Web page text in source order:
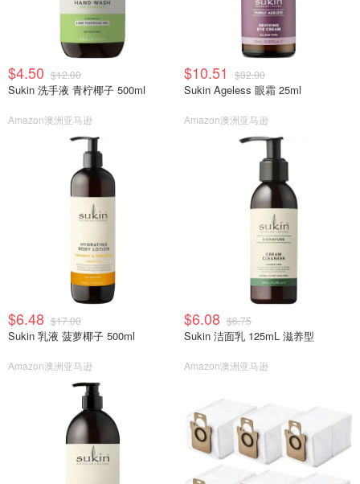
$4.50 $12.00
Sukin 洗手液 青柠椰子 500ml
Amazon澳洲亚马逊
$10.51 $32.00
Sukin Ageless 眼霜 25ml
Amazon澳洲亚马逊
$6.48 $17.00
Sukin 乳液 菠萝椰子 500ml
Amazon澳洲亚马逊
$6.08 $6.75
Sukin 洁面乳 125mL 滋养型
Amazon澳洲亚马逊